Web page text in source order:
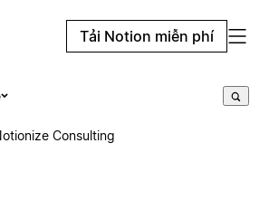
Tải Notion miễn phí
Consulting